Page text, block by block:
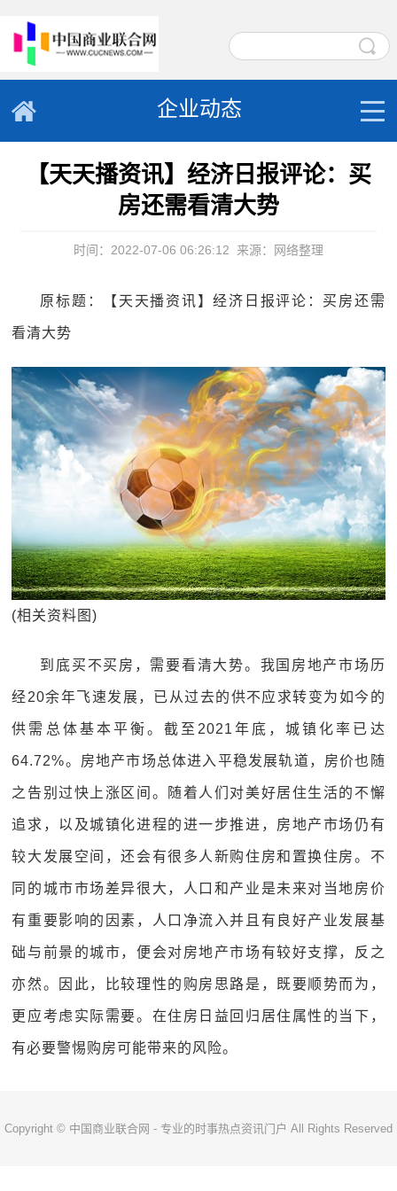
企业动态
【天天播资讯】经济日报评论：买
房还需看清大势
时间：2022-07-06 06:26:12 来源：网络整理
原标题：【天天播资讯】经济日报评论：买房还需
看清大势
(相关资料图)
到底买不买房，需要看清大势。我国房地产市场历
经20余年飞速发展，已从过去的供不应求转变为如今的
供需总体基本平衡。截至2021年底，城镇化率已达
64.72%。房地产市场总体进入平稳发展轨道，房价也随
之告别过快上涨区间。随着人们对美好居住生活的不懈
追求，以及城镇化进程的进一步推进，房地产市场仍有
较大发展空间，还会有很多人新购住房和置换住房。不
同的城市市场差异很大，人口和产业是未来对当地房价
有重要影响的因素，人口净流入并且有良好产业发展基
础与前景的城市，便会对房地产市场有较好支撑，反之
亦然。因此，比较理性的购房思路是，既要顺势而为，
更应考虑实际需要。在住房日益回归居住属性的当下，
有必要警惕购房可能带来的风险。
Copyright © 中国商业联合网 - 专业的时事热点资讯门户 All Rights Reserved